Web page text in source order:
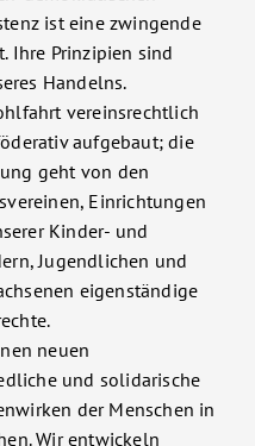
ist eine zwingende
Ihre Prinzipien sind
Handelns.
vereinsrechtlich
aufgebaut; die
geht von den
Einrichtungen
Kinder- und
Jugendlichen und
eigenständige
neuen
und solidarische
der Menschen in
Wir entwickeln